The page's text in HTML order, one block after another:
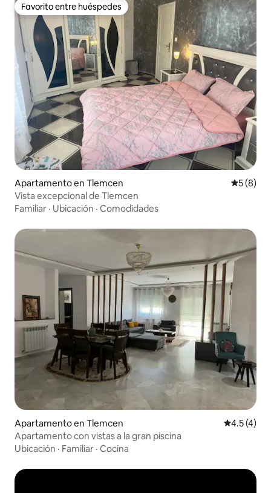
Favorito entre huéspedes
Favorito entre huéspedes
Apartamento en Tlemcen
5 (8)
Vista excepcional de Tlemcen
Familiar · Ubicación · Comodidades
Apartamento en Tlemcen
4.5 (4)
Apartamento con vistas a la gran piscina
Ubicación · Familiar · Cocina